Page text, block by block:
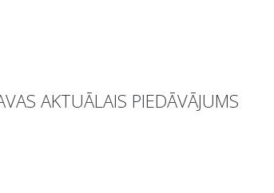
AKTUĀLAIS PIEDĀVĀJUMS